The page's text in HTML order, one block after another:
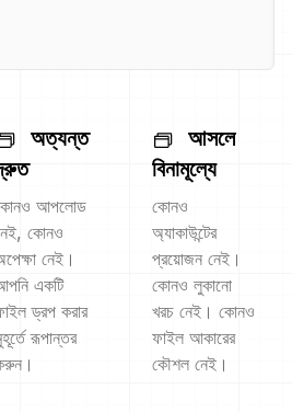
অত্যন্ত
আপলোড
কোনও
নেই।
একটি
ড্রপ করার
রূপান্তর
আসলে
বিনামূল্যে
কোনও
অ্যাকাউন্টের
প্রয়োজন নেই।
কোনও লুকানো
খরচ নেই। কোনও
ফাইল আকারের
কৌশল নেই।